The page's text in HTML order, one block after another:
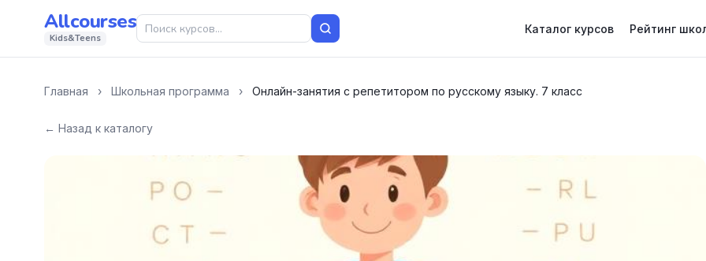
Allcourses
Kids&Teens
Каталог курсов Рейтинг
Главная › Школьная программа › Онлайн-занятия с репетитором по русскому языку. 7 класс
← Назад к каталогу